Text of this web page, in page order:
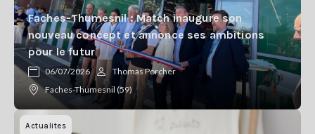
Se
connecter
S'abonner
Faches-Thumesnil : Match inaugure son
nouveau concept et annonce ses ambitions
pour le futur
06/07/2026
Thomas Porcher
Faches-Thumesnil (59)
Actualites